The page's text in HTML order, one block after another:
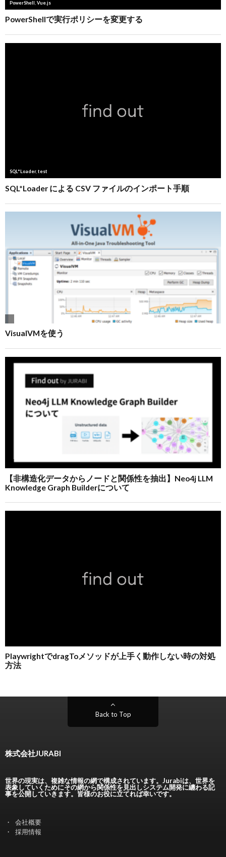
Back to Top
株式会社JURABI
世界の現実は、複雑な情報の網で構成されています。Jurabiは、世界を
表象していくためにその網から関係性を見出しシステム開発に纏わる記
事を公開していきます。皆様のお役に立てれば幸いです。
会社概要
採用情報